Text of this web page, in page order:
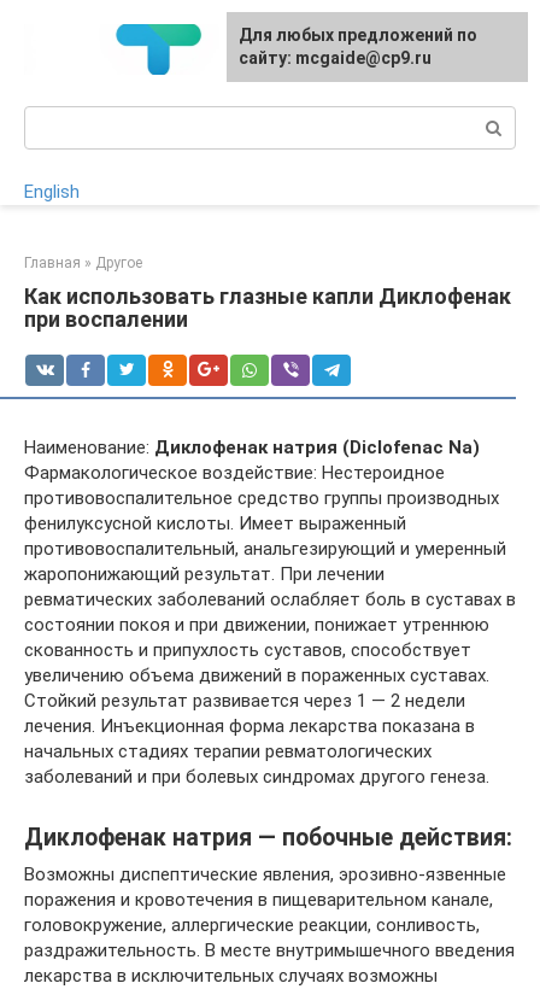
English
Главная » Другое
Как использовать глазные капли Диклофенак
при воспалении
Наименование: Диклофенак натрия (Diclofenac Na)
Фармакологическое воздействие: Нестероидное
противовоспалительное средство группы производных
фенилуксусной кислоты. Имеет выраженный
противовоспалительный, анальгезирующий и умеренный
жаропонижающий результат. При лечении
ревматических заболеваний ослабляет боль в суставах в
состоянии покоя и при движении, понижает утреннюю
скованность и припухлость суставов, способствует
увеличению объема движений в пораженных суставах.
Стойкий результат развивается через 1 — 2 недели
лечения. Инъекционная форма лекарства показана в
начальных стадиях терапии ревматологических
заболеваний и при болевых синдромах другого генеза.
Диклофенак натрия — побочные действия:
Возможны диспептические явления, эрозивно-язвенные
поражения и кровотечения в пищеварительном канале,
головокружение, аллергические реакции, сонливость,
раздражительность. В месте внутримышечного введения
лекарства в исключительных случаях возможны
Для любых предложений по
сайту: mcgaide@cp9.ru